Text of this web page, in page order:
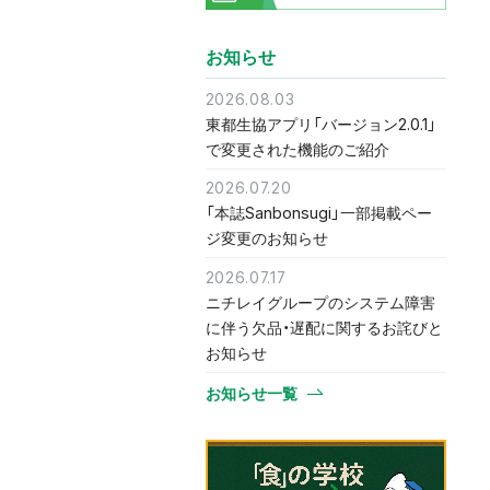
お知らせ
2026.08.03
東都生協アプリ「バージョン2.0.1」
で変更された機能のご紹介
2026.07.20
「本誌Sanbonsugi」一部掲載ペー
ジ変更のお知らせ
2026.07.17
ニチレイグループのシステム障害
に伴う欠品・遅配に関するお詫びと
お知らせ
お知らせ一覧